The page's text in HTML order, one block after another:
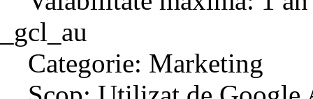
_gcl_au
Categorie: Marketing